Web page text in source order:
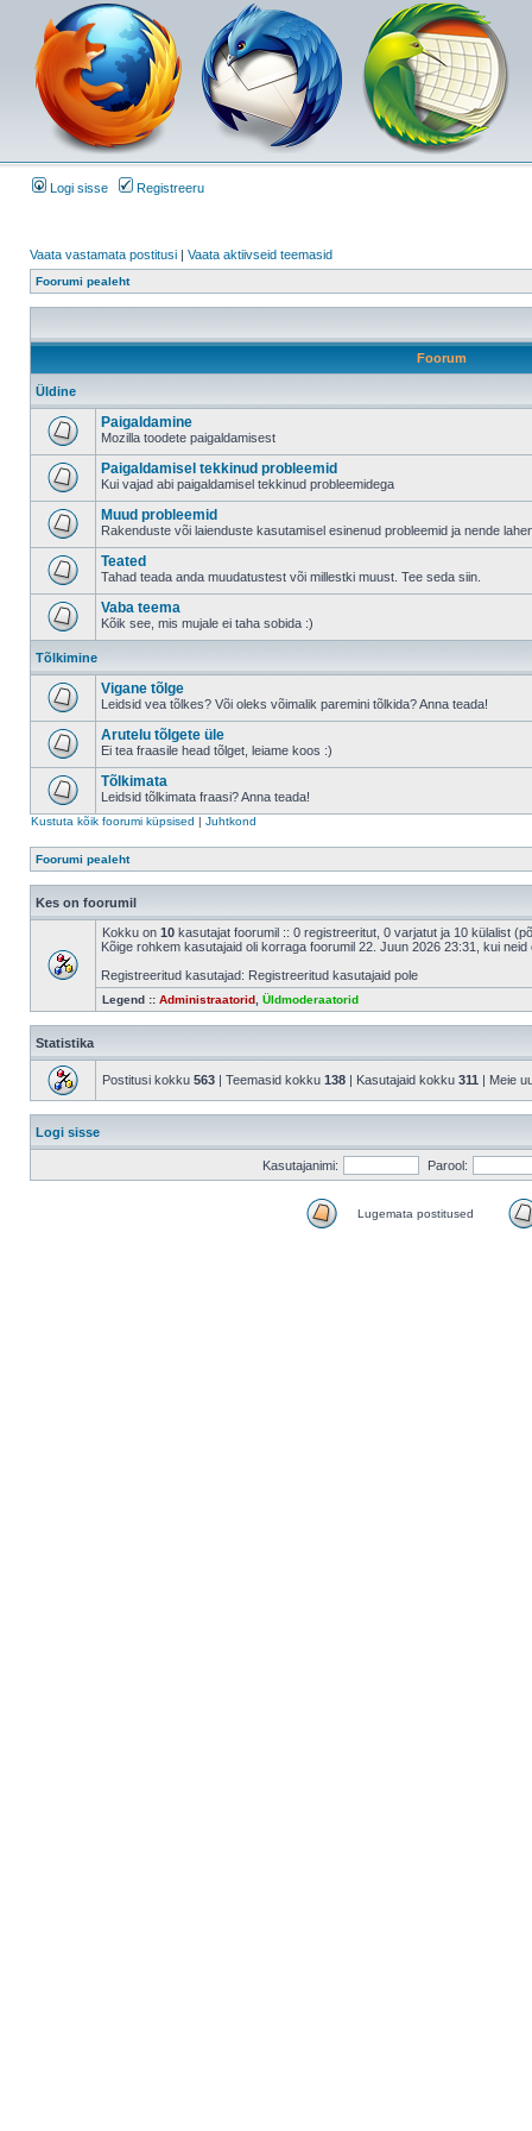
Logi sisse Registreeru
Vaata vastamata postitusi | Vaata aktiivseid teemasid
Foorumi pealeht
Foorum
Üldine
Paigaldamine
Mozilla toodete paigaldamisest
Paigaldamisel tekkinud probleemid
Kui vajad abi paigaldamisel tekkinud probleemidega
Muud probleemid
Rakenduste või laienduste kasutamisel esinenud probleemid ja nende
Teated
Tahad teada anda muudatustest või millestki muust. Tee seda siin.
Vaba teema
Kõik see, mis mujale ei taha sobida :)
Tõlkimine
Vigane tõlge
Leidsid vea tõlkes? Või oleks võimalik paremini tõlkida? Anna teada!
Arutelu tõlgete üle
Ei tea fraasile head tõlget, leiame koos :)
Tõlkimata
Leidsid tõlkimata fraasi? Anna teada!
Kustuta kõik foorumi küpsised | Juhtkond
Foorumi pealeht
Kes on foorumil
Kokku on 10 kasutajat foorumil :: 0 registreeritut, 0 varjatut ja 10 külalist
Kõige rohkem kasutajaid oli korraga foorumil 22. Juun 2026 23:31, kui neid
Registreeritud kasutajad: Registreeritud kasutajaid pole
Legend :: Administraatorid Üldmoderaatorid
Statistika
Postitusi kokku 563 | Teemasid kokku 138 | Kasutajaid kokku 311 | Meie
Logi sisse
Kasutajanimi: Parool:
Lugemata postitused